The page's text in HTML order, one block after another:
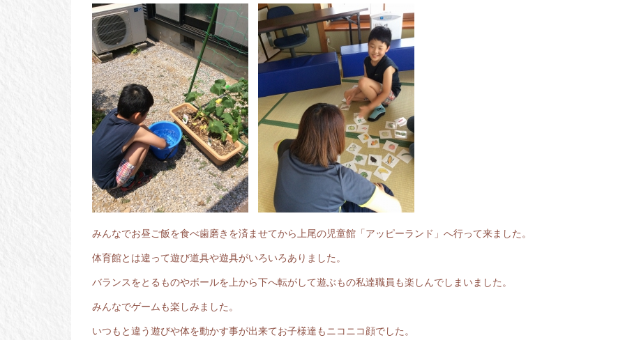
みんなでお昼ご飯を食べ歯磨きを済ませてから上尾の児童館「アッピーランド」へ行って来ました。
体育館とは違って遊び道具や遊具がいろいろありました。
バランスをとるものやボールを上から下へ転がして遊ぶもの私達職員も楽しんでしまいました。
みんなでゲームも楽しみました。
いつもと違う遊びや体を動かす事が出来てお子様達もニコニコ顔でした。